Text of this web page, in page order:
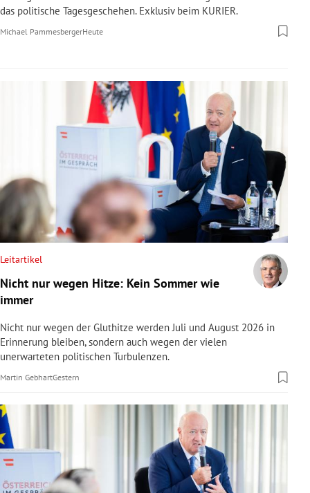
das politische Tagesgeschehen. Exklusiv beim KURIER.
Michael PammesbergerHeute
Leitartikel
Nicht nur wegen Hitze: Kein Sommer wie
immer
Nicht nur wegen der Gluthitze werden Juli und August 2026 in
Erinnerung bleiben, sondern auch wegen der vielen
unerwarteten politischen Turbulenzen.
Martin GebhartGestern